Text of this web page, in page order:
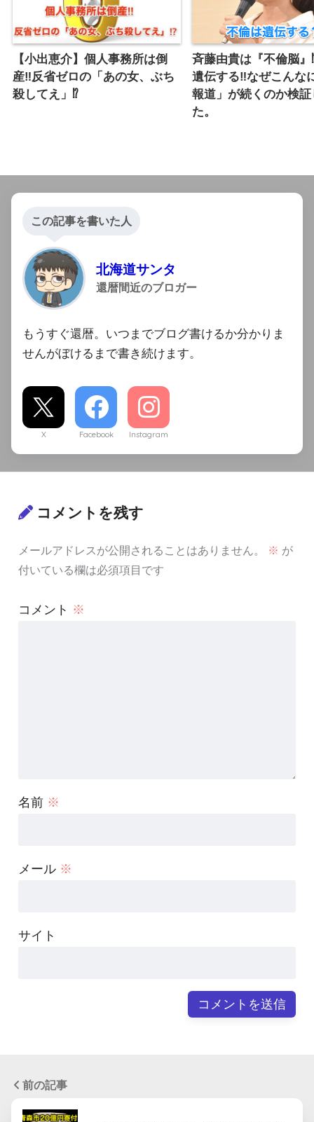
【小出恵介】個人事務所は倒
産‼︎反省ゼロの「あの女、ぶち
殺してえ」⁉︎
斉藤由貴は『不倫脳』
遺伝する‼️なぜこんな
報道」が続くのか検
た。
この記事を書いた人
北海道サンタ
還暦間近のブロガー
もうすぐ還暦。いつまでブログ書けるか分かりま
せんがぼけるまで書き続けます。
X Facebook Instagram
コメントを残す
メールアドレスが公開されることはありません。 ※ が
付いている欄は必須項目です
コメント ※
名前 ※
メール ※
サイト
前の記事